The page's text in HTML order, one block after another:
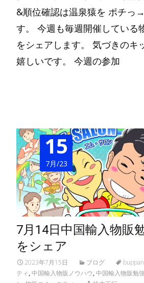
&順位確認は温泉猿を ポチ
す。 今週も毎週開催している
をシェアします。 気づきのキ
嬉しいです。 今週の参加
15
7月/23
7月14日中国輸入物販
をシェア
2023年7月15日 ブログ buppan
ティ,中国輸入物販ノウハウ,中国輸入物販勉